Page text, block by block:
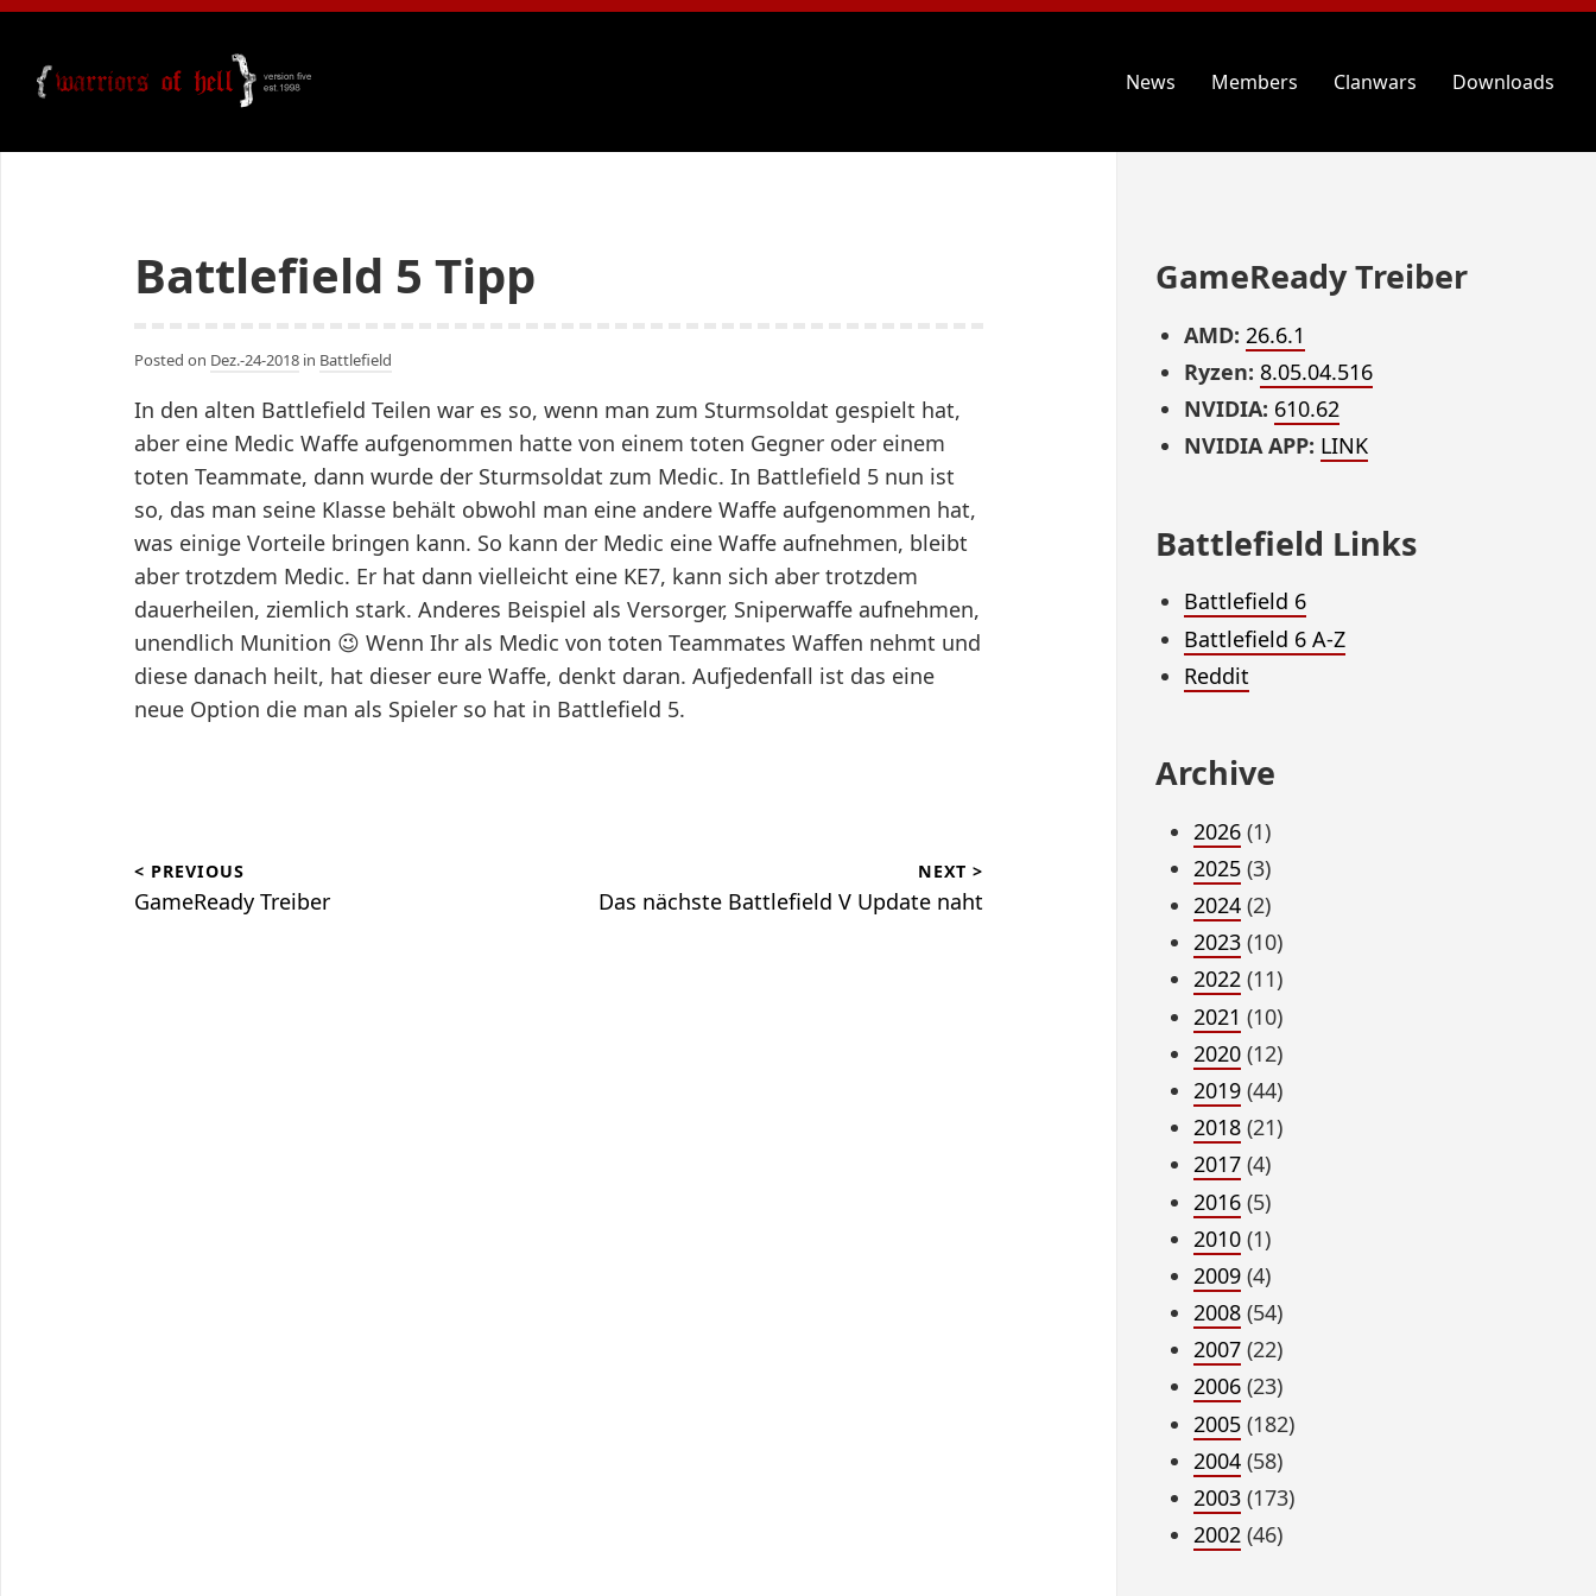
News Members Clanwars Downloads
Battlefield 5 Tipp
Posted on Dez.-24-2018 in Battlefield
In den alten Battlefield Teilen war es so, wenn man zum Sturmsoldat gespielt hat,
aber eine Medic Waffe aufgenommen hatte von einem toten Gegner oder einem
toten Teammate, dann wurde der Sturmsoldat zum Medic. In Battlefield 5 nun ist
so, das man seine Klasse behält obwohl man eine andere Waffe aufgenommen hat,
was einige Vorteile bringen kann. So kann der Medic eine Waffe aufnehmen, bleibt
aber trotzdem Medic. Er hat dann vielleicht eine KE7, kann sich aber trotzdem
dauerheilen, ziemlich stark. Anderes Beispiel als Versorger, Sniperwaffe aufnehmen,
unendlich Munition 😉 Wenn Ihr als Medic von toten Teammates Waffen nehmt und
diese danach heilt, hat dieser eure Waffe, denkt daran. Aufjedenfall ist das eine
neue Option die man als Spieler so hat in Battlefield 5.
< PREVIOUS
GameReady Treiber
NEXT >
Das nächste Battlefield V Update naht
GameReady Treiber
AMD: 26.6.1
Ryzen: 8.05.04.516
NVIDIA: 610.62
NVIDIA APP: LINK
Battlefield Links
Battlefield 6
Battlefield 6 A-Z
Reddit
Archive
2026(1)
2025(3)
2024(2)
2023(10)
2022(11)
2021 (10)
2020(12)
2019(44)
2018(21)
2017(4)
2016(5)
2010(1)
2009(4)
2008(54)
2007(22)
2006(23)
2005(182)
2004(58)
2003(173)
2002(46)